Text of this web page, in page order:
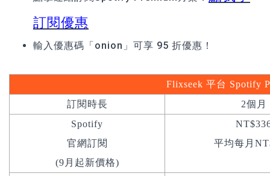
訂閱優惠
輸入優惠碼「onion」可享 95 折優惠！
Flixseek 平台 Spotify
訂閱時長
2個月
Spotify
官網訂閱
(9月起新價格)
平均每月